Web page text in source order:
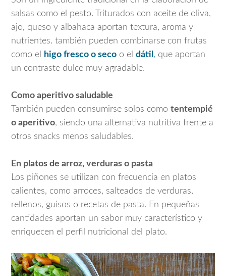
salsas como el pesto. Triturados con aceite de oliva,
ajo, queso y albahaca aportan textura, aroma y
nutrientes. también pueden combinarse con frutas
como el
higo fresco o seco o el dátil , que aportan
un contraste dulce muy agradable.
Como aperitivo saludable
También pueden consumirse solos como tentempié
o aperitivo, siendo una alternativa nutritiva frente a
otros snacks menos saludables.
En platos de arroz, verduras o pasta
Los piñones se utilizan con frecuencia en platos
calientes, como arroces, salteados de verduras,
rellenos, guisos o recetas de pasta. En pequeñas
cantidades aportan un sabor muy característico y
enriquecen el perfil nutricional del plato.